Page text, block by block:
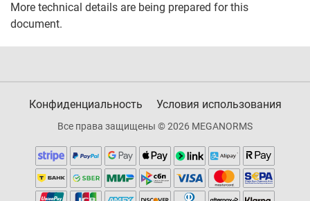
More technical details are being prepared for this
document.
Конфиденциальность Условия использования
Все права защищены © 2026 MEGANORMS